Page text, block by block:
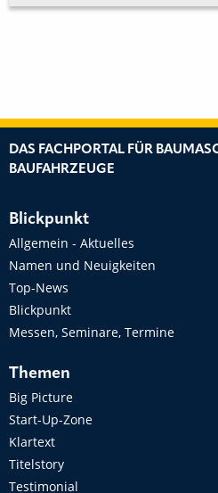
DAS FACHPORTAL FÜR
BAUFAHRZEUGE
Blickpunkt
Allgemein - Aktuelles
Namen und Neuigkeiten
Top-News
Blickpunkt
Messen, Seminare, Termine
Themen
Big Picture
Start-Up-Zone
Klartext
Titelstory
Testimonial